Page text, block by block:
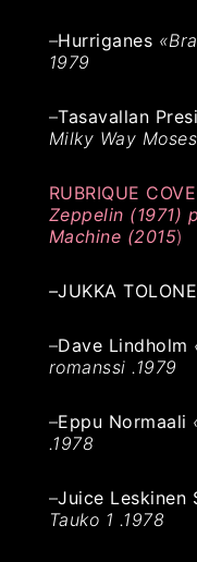
–Hurriganes
1979
–Tasavallan
Milky Way
RUBRIQUE
Zeppelin (1971)
Machine (2015)
–JUKKA
–Dave Lindholm
romanssi .1979
–Eppu Normaali
.1978
–Juice Leskinen
Tauko 1 .1978